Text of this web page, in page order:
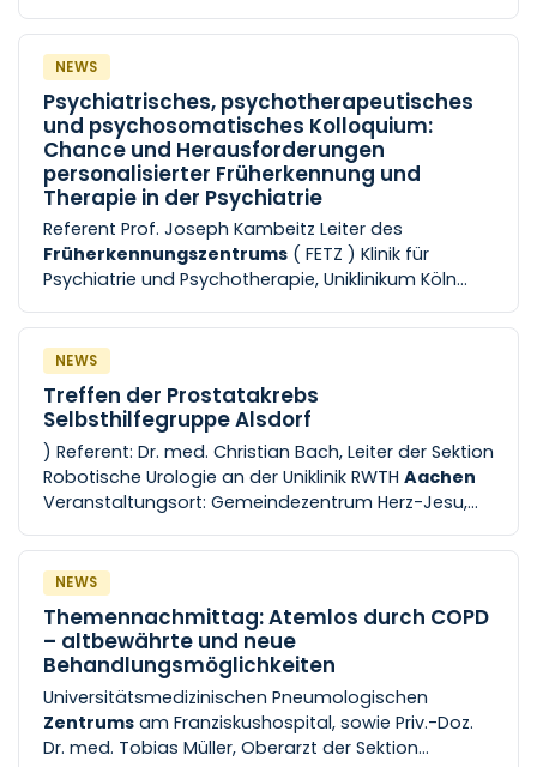
wie verläuft [...] rer. nat. Rebekka Schneider-
Kramann, Leiterin des Instituts für Zellbiologie an der
Uniklinik RWTH
, nimmt uns in der neuen
Folge apropos gesund mit auf eine Reise durch die
Welt der Zellbiologie.
NEWS
Psychiatrisches, psychotherapeutisches
und psychosomatisches Kolloquium:
Chance und Herausforderungen
personalisierter Früherkennung und
Therapie in der Psychiatrie
Referent Prof. Joseph Kambeitz Leiter des
Früherkennungszentrums ( FETZ ) Klinik für
Psychiatrie und Psychotherapie, Uniklinikum Köln
Psychiatrie, Psychotherapie
NEWS
Treffen der Prostatakrebs
Selbsthilfegruppe Alsdorf
) Referent: Dr. med. Christian Bach, Leiter der Sektion
Robotische Urologie an der Uniklinik RWTH Aachen
Veranstaltungsort: Gemeindezentrum Herz-Jesu,
Leitung [...] trifft sich regelmäßig am letzten
Mittwoch im Monat von 17:30 bis 19:00 Uhr im
Obergeschoss des
Jesu, Hebbelstr. 1c, Alsdorf-Kellersberg. Ein Aufzug
ist vorhanden.
NEWS
Themennachmittag: Atemlos durch COPD
– altbewährte und neue
Behandlungsmöglichkeiten
Universitätsmedizinischen Pneumologischen
Zentrums am Franziskushospital, sowie Priv.-Doz.
Dr. med. Tobias Müller, Oberarzt der Sektion